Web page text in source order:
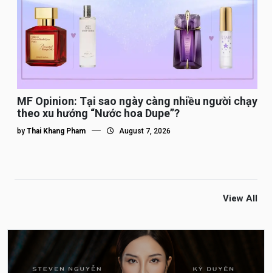
MF Opinion: Tại sao ngày càng nhiều người chạy
theo xu hướng “Nước hoa Dupe”?
by Thai Khang Pham August 7, 2026
View All